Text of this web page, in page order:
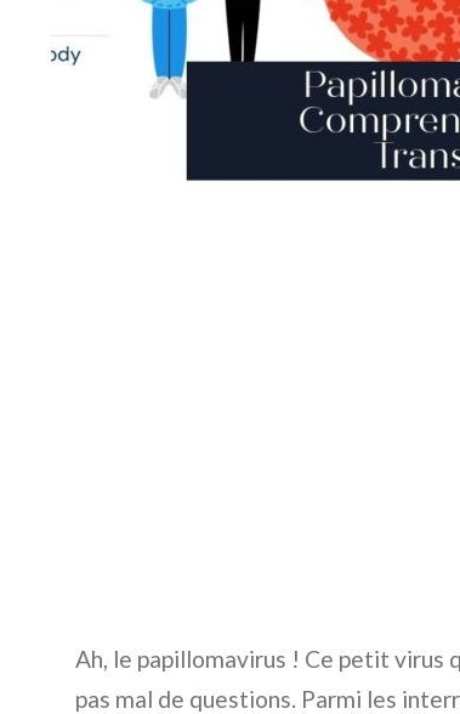
Ah, le papillomavirus ! Ce petit virus
pas mal de questions. Parmi les